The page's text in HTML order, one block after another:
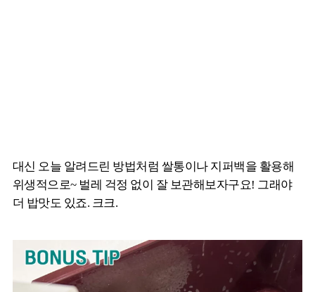
대신 오늘 알려드린 방법처럼 쌀통이나 지퍼백을 활용해
위생적으로~ 벌레 걱정 없이 잘 보관해보자구요! 그래야
더 밥맛도 있죠. 크크.